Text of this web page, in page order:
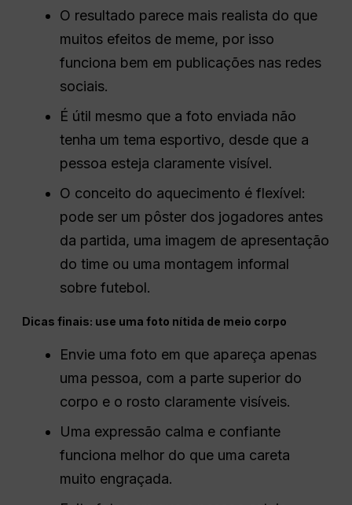
O resultado parece mais realista do que
muitos efeitos de meme, por isso
funciona bem em publicações nas redes
sociais.
É útil mesmo que a foto enviada não
tenha um tema esportivo, desde que a
pessoa esteja claramente visível.
O conceito do aquecimento é flexível:
pode ser um pôster dos jogadores antes
da partida, uma imagem de apresentação
do time ou uma montagem informal
sobre futebol.
Dicas finais: use uma foto nítida de meio corpo
Envie uma foto em que apareça apenas
uma pessoa, com a parte superior do
corpo e o rosto claramente visíveis.
Uma expressão calma e confiante
funciona melhor do que uma careta
muito engraçada.